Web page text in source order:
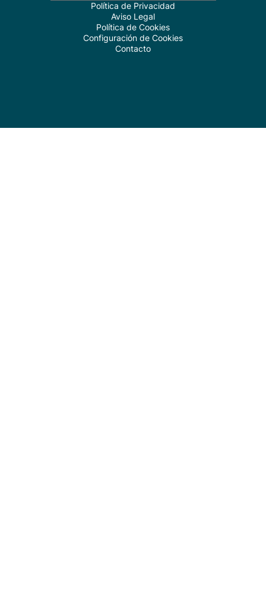
Política de Privacidad
Aviso Legal
Política de Cookies
Configuración de Cookies
Contacto